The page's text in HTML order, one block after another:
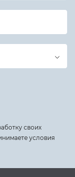
своих
условия